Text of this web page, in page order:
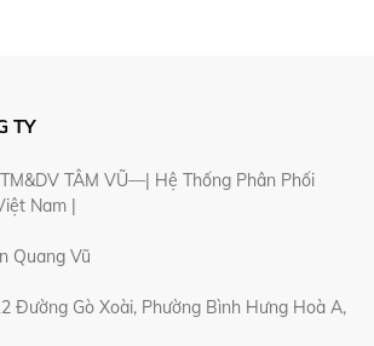
TY
TÂM VŨ—| Hệ Thống Phân Phối
Nam |
Quang Vũ
Đường Gò Xoài, Phường Bình Hưng Hoà A,